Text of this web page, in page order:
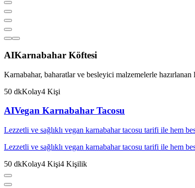
AIKarnabahar Köftesi
Karnabahar, baharatlar ve besleyici malzemelerle
50 dkKolay4 Kişi
AIVegan Karnabahar Tacosu
Lezzetli ve sağlıklı vegan karnabahar tacosu tarifi ile hem
Lezzetli ve sağlıklı vegan karnabahar tacosu tarifi ile hem
50 dkKolay4 Kişi4 Kişilik